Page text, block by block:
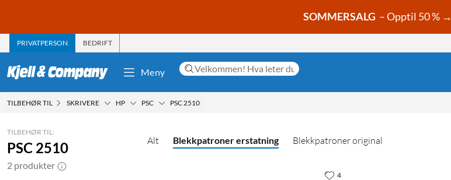
SOMMERSALG – Opptil 50 % →
PRIVATPERSON BEDRIFT
Meny
TILBEHØR TIL SKRIVERE HP PSC PSC 2510
TILBEHØR TIL:
PSC 2510
2 produkter
Alt Blekkpatroner erstatning Blekkpatroner original
4